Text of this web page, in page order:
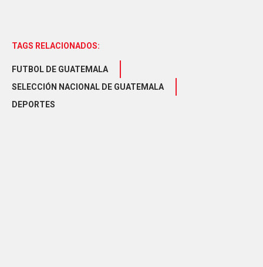
TAGS RELACIONADOS:
FUTBOL DE GUATEMALA
SELECCIÓN NACIONAL DE GUATEMALA
DEPORTES